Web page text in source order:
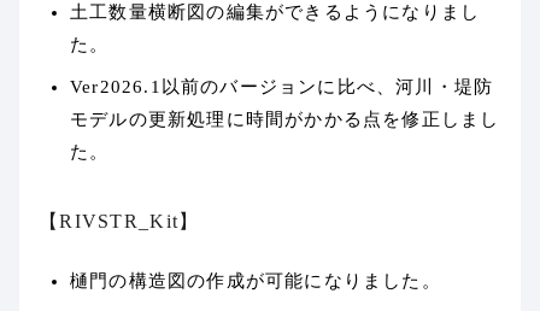
土工数量横断図の編集ができるようになりまし
た。
Ver2026.1以前のバージョンに比べ、河川・堤防
モデルの更新処理に時間がかかる点を修正しまし
た。
【RIVSTR_Kit】
樋門の構造図の作成が可能になりました。